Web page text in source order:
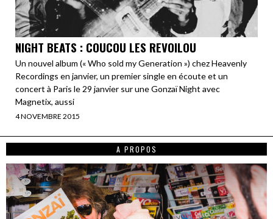
NIGHT BEATS : COUCOU LES REVOILOU
Un nouvel album (« Who sold my Generation ») chez Heavenly
Recordings en janvier, un premier single en écoute et un
concert à Paris le 29 janvier sur une Gonzaï Night avec
Magnetix, aussi
4 NOVEMBRE 2015
A PROPOS